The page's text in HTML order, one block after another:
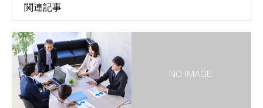
関連記事